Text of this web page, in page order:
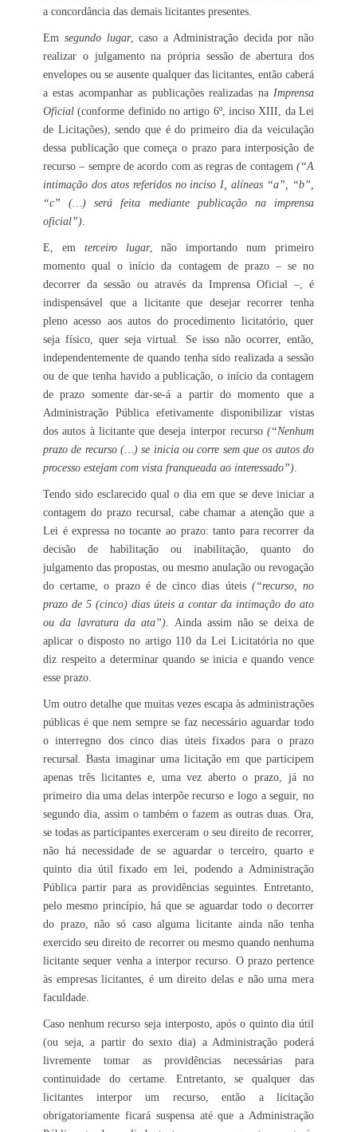
a concordância das demais licitantes presentes.
Em segundo lugar, caso a Administração decida por não
realizar o julgamento na própria sessão de abertura dos
envelopes ou se ausente qualquer das licitantes, então caberá
a estas acompanhar as publicações realizadas na Imprensa
Oficial (conforme definido no artigo 6º, inciso XIII, da Lei
de Licitações), sendo que é do primeiro dia da veiculação
dessa publicação que começa o prazo para interposição de
recurso – sempre de acordo com as regras de contagem (“A
intimação dos atos referidos no inciso I, alíneas “a”, “b”,
“c” (…) será feita mediante publicação na imprensa
oficial”).
E, em terceiro lugar, não importando num primeiro
momento qual o início da contagem de prazo – se no
decorrer da sessão ou através da Imprensa Oficial –, é
indispensável que a licitante que desejar recorrer tenha
pleno acesso aos autos do procedimento licitatório, quer
seja físico, quer seja virtual. Se isso não ocorrer, então,
independentemente de quando tenha sido realizada a sessão
ou de que tenha havido a publicação, o início da contagem
de prazo somente dar-se-á a partir do momento que a
Administração Pública efetivamente disponibilizar vistas
dos autos à licitante que deseja interpor recurso (“Nenhum
prazo de recurso (…) se inicia ou corre sem que os autos do
processo estejam com vista franqueada ao interessado”).
Tendo sido esclarecido qual o dia em que se deve iniciar a
contagem do prazo recursal, cabe chamar a atenção que a
Lei é expressa no tocante ao prazo: tanto para recorrer da
decisão de habilitação ou inabilitação, quanto do
julgamento das propostas, ou mesmo anulação ou revogação
do certame, o prazo é de cinco dias úteis (“recurso, no
prazo de 5 (cinco) dias úteis a contar da intimação do ato
ou da lavratura da ata”). Ainda assim não se deixa de
aplicar o disposto no artigo 110 da Lei Licitatória no que
diz respeito a determinar quando se inicia e quando vence
esse prazo.
Um outro detalhe que muitas vezes escapa às administrações
públicas é que nem sempre se faz necessário aguardar todo
o interregno dos cinco dias úteis fixados para o prazo
recursal. Basta imaginar uma licitação em que participem
apenas três licitantes e, uma vez aberto o prazo, já no
primeiro dia uma delas interpõe recurso e logo a seguir, no
segundo dia, assim o também o fazem as outras duas. Ora,
se todas as participantes exerceram o seu direito de recorrer,
não há necessidade de se aguardar o terceiro, quarto e
quinto dia útil fixado em lei, podendo a Administração
Pública partir para as providências seguintes. Entretanto,
pelo mesmo princípio, há que se aguardar todo o decorrer
do prazo, não só caso alguma licitante ainda não tenha
exercido seu direito de recorrer ou mesmo quando nenhuma
licitante sequer venha a interpor recurso. O prazo pertence
às empresas licitantes, é um direito delas e não uma mera
faculdade.
Caso nenhum recurso seja interposto, após o quinto dia útil
(ou seja, a partir do sexto dia) a Administração poderá
livremente tomar as providências necessárias para
continuidade do certame. Entretanto, se qualquer das
licitantes interpor um recurso, então a licitação
obrigatoriamente ficará suspensa até que a Administração